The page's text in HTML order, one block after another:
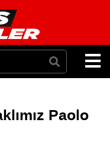
Paolo